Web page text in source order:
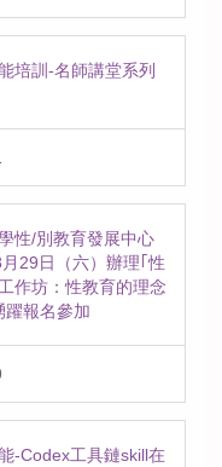
培訓-名師講堂系列
性/別教育發展中心
29日（六）辦理｢性
作坊：性教育的理念
躍報名參加
-Codex工具鏈skill在